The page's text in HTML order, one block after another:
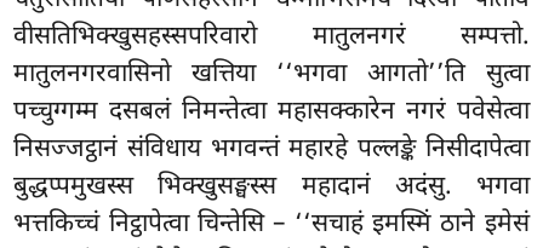
वीसतिभिक्खुसहस्सपरिवारो मातुलनगरं सम्पत्तो.
मातुलनगरवासिनो खत्तिया ‘‘भगवा आगतो’’ति सुत्वा
पच्चुग्गम्म दसबलं निमन्तेत्वा महासक्कारेन नगरं पवेसेत्वा
निसज्जट्ठानं संविधाय भगवन्तं महारहे पल्लङ्के निसीदापेत्वा
बुद्धप्पमुखस्स भिक्खुसङ्घस्स महादानं अदंसु. भगवा
भत्तकिच्चं निट्ठापेत्वा चिन्तेसि – ‘‘सचाहं इमस्मिं ठाने इमेसं